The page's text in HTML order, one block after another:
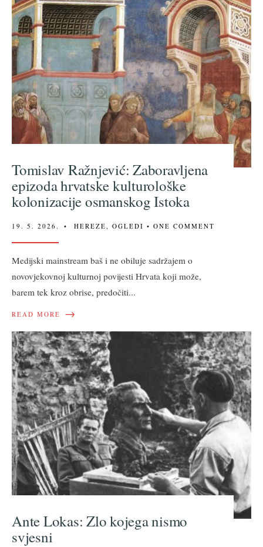
Tomislav Ražnjević: Zaboravljena
epizoda hrvatske kulturološke
kolonizacije osmanskog Istoka
19. 5. 2026. • HEREZE OGLEDI • ONE COMMENT
Medijski mainstream baš i ne obiluje sadržajem o
novovjekovnoj kulturnoj povijesti Hrvata koji može,
barem tek kroz obrise, predočiti...
READ MORE →
Ante Lokas: Zlo kojega nismo
svjesni